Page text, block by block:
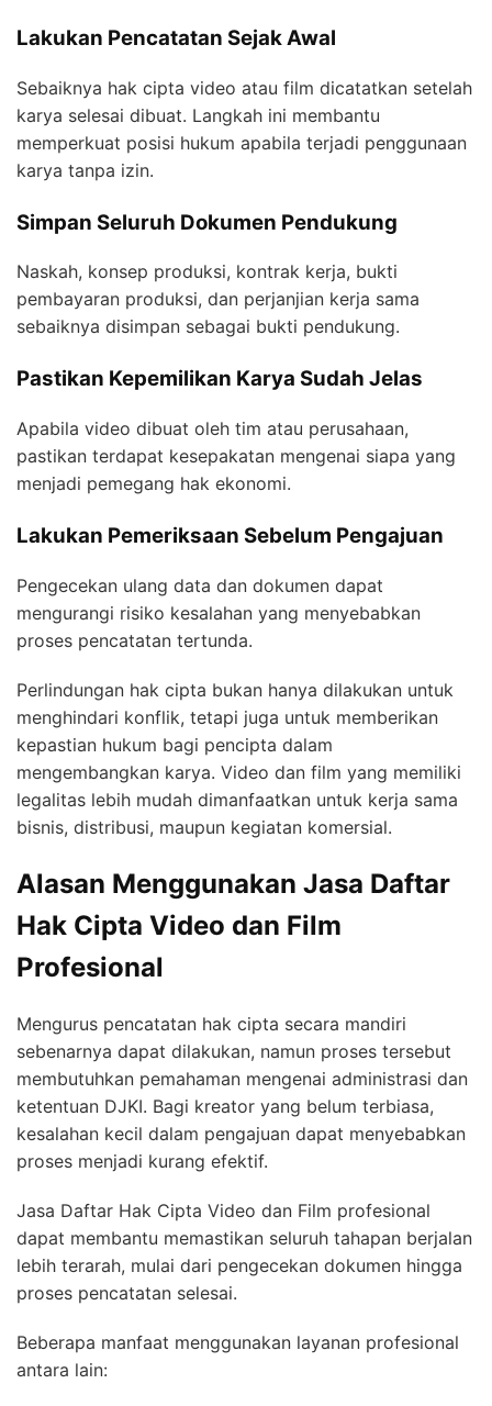
Lakukan Pencatatan Sejak Awal
Sebaiknya hak cipta video atau film dicatatkan setelah
karya selesai dibuat. Langkah ini membantu
memperkuat posisi hukum apabila terjadi penggunaan
karya tanpa izin.
Simpan Seluruh Dokumen Pendukung
Naskah, konsep produksi, kontrak kerja, bukti
pembayaran produksi, dan perjanjian kerja sama
sebaiknya disimpan sebagai bukti pendukung.
Pastikan Kepemilikan Karya Sudah Jelas
Apabila video dibuat oleh tim atau perusahaan,
pastikan terdapat kesepakatan mengenai siapa yang
menjadi pemegang hak ekonomi.
Lakukan Pemeriksaan Sebelum Pengajuan
Pengecekan ulang data dan dokumen dapat
mengurangi risiko kesalahan yang menyebabkan
proses pencatatan tertunda.
Perlindungan hak cipta bukan hanya dilakukan untuk
menghindari konflik, tetapi juga untuk memberikan
kepastian hukum bagi pencipta dalam
mengembangkan karya. Video dan film yang memiliki
legalitas lebih mudah dimanfaatkan untuk kerja sama
bisnis, distribusi, maupun kegiatan komersial.
Alasan Menggunakan Jasa Daftar
Hak Cipta Video dan Film
Profesional
Mengurus pencatatan hak cipta secara mandiri
sebenarnya dapat dilakukan, namun proses tersebut
membutuhkan pemahaman mengenai administrasi dan
ketentuan DJKI. Bagi kreator yang belum terbiasa,
kesalahan kecil dalam pengajuan dapat menyebabkan
proses menjadi kurang efektif.
Jasa Daftar Hak Cipta Video dan Film profesional
dapat membantu memastikan seluruh tahapan berjalan
lebih terarah, mulai dari pengecekan dokumen hingga
proses pencatatan selesai.
Beberapa manfaat menggunakan layanan profesional
antara lain: